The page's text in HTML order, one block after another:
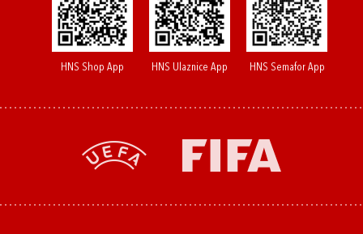
HNS Shop App HNS Ulaznice App HNS Semafor App